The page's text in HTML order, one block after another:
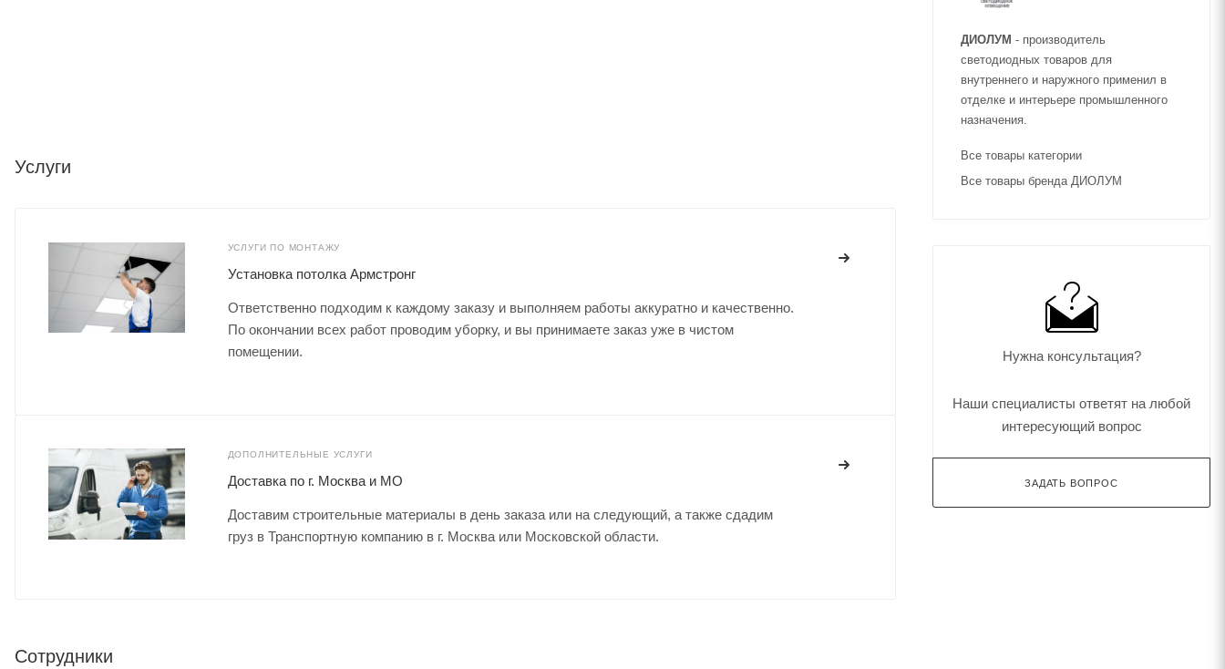
Услуги
УСЛУГИ ПО МОНТАЖУ
Установка потолка Армстронг
Ответственно подходим к каждому заказу и выполняем работы аккуратно и качественно.
По окончании всех работ проводим уборку, и вы принимаете заказ уже в чистом
помещении.
ДОПОЛНИТЕЛЬНЫЕ УСЛУГИ
Доставка по г. Москва и МО
Доставим строительные материалы в день заказа или на следующий, а также сдадим
груз в Транспортную компанию в г. Москва или Московской области.
Сотрудники
ДИОЛУМ - производитель
светодиодных товаров для
внутреннего и наружного применил в
отделке и интерьере промышленного
назначения.
Все товары категории
Все товары бренда ДИОЛУМ
Нужна консультация?
Наши специалисты ответят на любой
интересующий вопрос
ЗАДАТЬ ВОПРОС